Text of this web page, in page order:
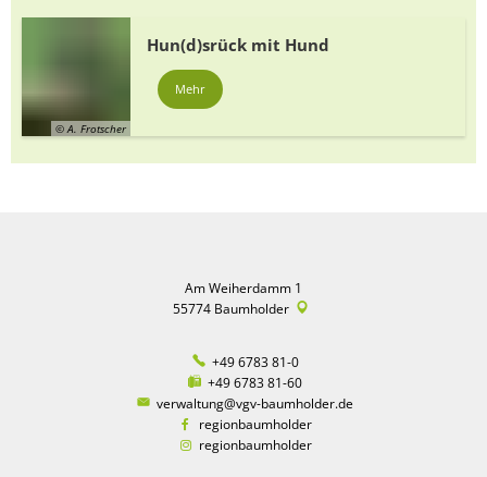
© A. Frotscher
Hun(d)srück mit Hund
Mehr
Am Weiherdamm 1
55774 Baumholder
+49 6783 81-0
+49 6783 81-60
verwaltung@vgv-baumholder.de
regionbaumholder
regionbaumholder